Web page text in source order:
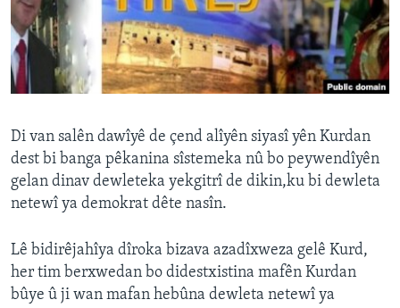
ÇAND Û HUNER
SERNIVÎS
SORANÎ
Learning English
FOLLOW US
Zimanên Din
Di van salên dawîyê de çend alîyên siyasî yên Kurdan
dest bi banga pêkanina sîstemeka nû bo peywendîyên
gelan dinav dewleteka yekgitrî de dikin,ku bi dewleta
netewî ya demokrat dête nasîn.
Lê bidirêjahîya dîroka bizava azadîxweza gelê Kurd,
her tim berxwedan bo didestxistina mafên Kurdan
bûye û ji wan mafan hebûna dewleta netewî ya